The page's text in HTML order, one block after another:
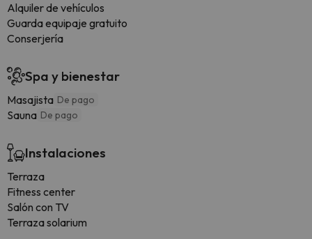
Alquiler de vehículos
Guarda equipaje gratuito
Conserjería
Spa y bienestar
Masajista De pago
Sauna De pago
Instalaciones
Terraza
Fitness center
Salón con TV
Terraza solarium